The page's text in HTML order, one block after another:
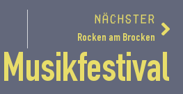
NÄCHSTER
Rocken am Brocken